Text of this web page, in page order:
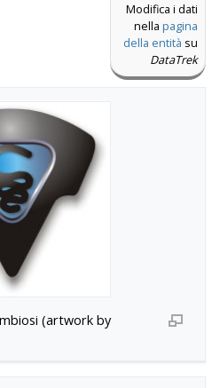
Modifica i dati
nella pagina
della entità su
DataTrek
(artwork by